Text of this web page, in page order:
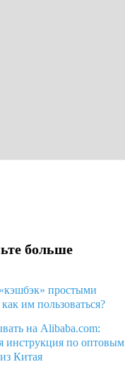
больше
простыми
им пользоваться?
на Alibaba.com:
инструкция по оптовым
Китая